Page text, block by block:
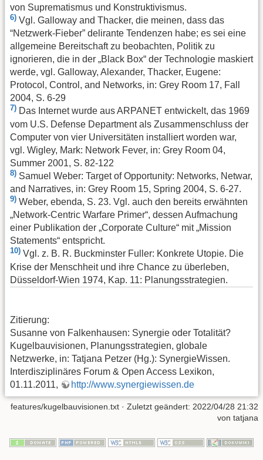
von Suprematismus und Konstruktivismus.
6) Vgl. Galloway and Thacker, die meinen, dass das
“Netzwerk-Fieber” delirante Tendenzen habe; es sei eine
allgemeine Bereitschaft zu beobachten, Politik zu
ignorieren, die in der „Black Box“ der Technologie maskiert
werde, vgl. Galloway, Alexander, Thacker, Eugene:
Protocol, Control, and Networks, in: Grey Room 17, Fall
2004, S. 6-29
7) Das Internet wurde aus ARPANET entwickelt, das 1969
vom U.S. Defense Department als Zusammenschluss der
Computer von vier Universitäten installiert worden war,
vgl. Wigley, Mark: Network Fever, in: Grey Room 04,
Summer 2001, S. 82-122
8) Samuel Weber: Target of Opportunity: Networks, Netwar,
and Narratives, in: Grey Room 15, Spring 2004, S. 6-27.
9) Weber, ebenda, S. 23. Vgl. auch den bereits erwähnten
„Network-Centric Warfare Primer“, dessen Aufmachung
einer Publikation der „Corporate Culture“ mit „Mission
Statements“ entspricht.
10) Vgl. z. B. R. Buckminster Fuller: Konkrete Utopie. Die
Krise der Menschheit und ihre Chance zu überleben,
Düsseldorf-Wien 1974, Kap. 11: Planungsstrategien.
Zitierung:
Susanne von Falkenhausen: Synergie oder Totalität?
Kugelbauvisionen, Planungsstrategien, globale
Netzwerke, in: Tatjana Petzer (Hg.): SynergieWissen.
Interdisziplinäres Forum & Open Access Lexikon,
01.11.2011,
http://www.synergiewissen.de
features/kugelbauvisionen.txt · Zuletzt geändert: 2022/04/28 21:32
von tatjana